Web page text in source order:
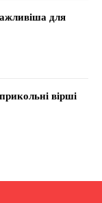
для
вірші